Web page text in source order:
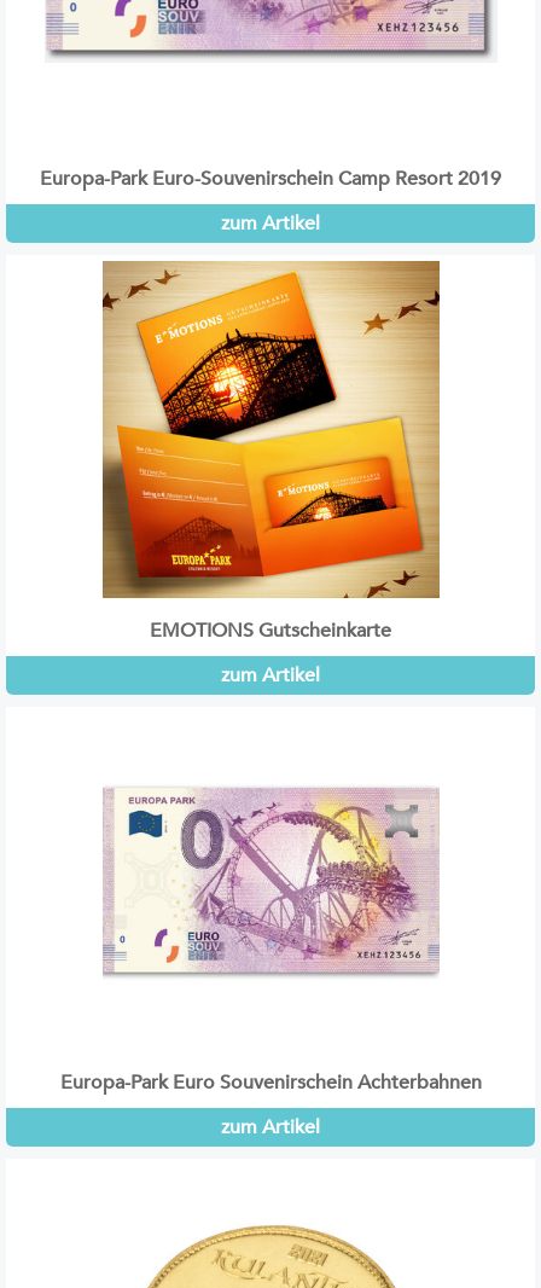
Europa-Park Euro-Souvenirschein Camp Resort 2019
zum Artikel
EMOTIONS Gutscheinkarte
zum Artikel
Europa-Park Euro Souvenirschein Achterbahnen
zum Artikel